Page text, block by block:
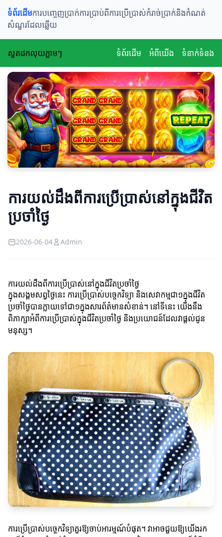
ទំព័រដើមការបញ្ចេញប្រាក់ការប្រាប់ពីការប្រើប្រាស់កំរាច់ប្រាក់និងកំណត់
សំណួរដែលឆ្លើយ
ស្លតដកលុយភ្លាមៗ ទំព័រដើម អំពីយើង ទំនាក់ទំនង
ការយល់ដឹងពីការប្រើប្រាស់នៅក្នុងជីវិត
ប្រចាំថ្ងៃ
2026-06-04 Admin
ការយល់ដឹងពីការប្រើប្រាស់នៅក្នុងជីវិតប្រចាំថ្ងៃ
ក្នុងសង្គមសព្វថ្ងៃនេះ ការប្រើប្រាស់បច្ចេកវិទ្យា និងសេវាកម្មជា១ក្នុងជីវិត
ប្រចាំថ្ងៃបានក្លាយទៅជា១ក្នុងសារព័ត៌មានសំខាន់។ នៅទីនេះ យើងនឹង
ពិភាក្សាអំពីការប្រើប្រាស់ក្នុងជីវិតប្រចាំថ្ងៃ និងប្រយោជន៍ដែលវាផ្តល់ជូន
មនុស្ស។
ការប្រើប្រាស់បច្ចេកវិទ្យាគួរឱ្យចាប់អារម្មណ៍បំផុត។ វាអាចជួយឱ្យយើងរក